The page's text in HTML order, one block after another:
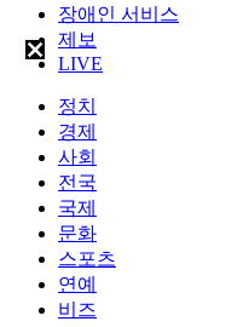
장애인 서비스
제보
LIVE
정치
경제
사회
전국
국제
문화
스포츠
연예
비즈